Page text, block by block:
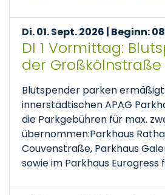
Di. 01. Sept. 2026 | Beginn:
DI 1 Vormittag:
der Großkölnstraße
Blutspender parken
innerstädtischen APAG
die Parkgebühren für max.
übernommen:Parkhaus
Couvenstraße, Parkhaus
sowie im Parkhaus Eurogress